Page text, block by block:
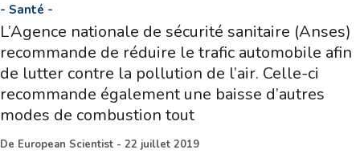
- Santé -
L’Agence nationale de sécurité sanitaire (Anses)
recommande de réduire le trafic automobile afin
de lutter contre la pollution de l’air. Celle-ci
recommande également une baisse d’autres
modes de combustion tout
De European Scientist - 22 juillet 2019